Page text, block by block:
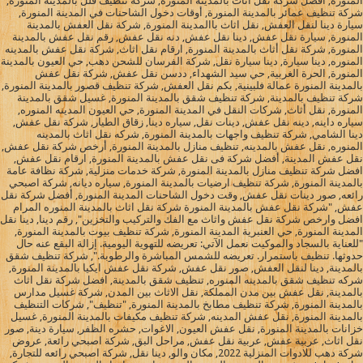
شركة تنظيف عمائر بالمدينة المنورة, أوقات دخول الشاحنات في المدينة المنورة,
سيارة دينا لنقل العفش, نقل اثاث باالمدينة المنورة, شركة نقل العفش بالمدينة
المنورة, سيارة نقل عفش, دينا نقل عفش, دنه نقل عفش, رقم نقل عفش بالمدينة
المنورة, شركة نقل أثاث بالمدينة المنورة, ارقام نقل اثاث, شركة نقل عفش بالمدينه
المنوره, دينا سيارة, دينا سيارة نقل, شركة الفرسان للشحن دهب, حي العيون بالمدينة
المنورة, الحرة الغربية, حي سيد الشهداء, ددسن نقل عفش, شركة نقل عفش
بالمدينة المنورة عمالة فلبينية, بكم نقل العفش, شركة تنظيف قصور بالمدينة المنورة,
شركة تنظيف بالمدينة, شركة تنظيف شقق بالمدينة المنورة, غسيل شقق بالمدينة
المنورة, نقل أثاث, شركات النقل في المدينة المنورة, حي العيون المدينه المنوره,
سياره داينه, دينه نقل عفش, دينات نقل, سياره دينا, زقاق الطيار, شركة نقل عفش,
دينا الشامي, شركة تنظيف واجهات بالمدينة المنورة, شركه نقل اثاث بالمدينه
المنوره, نقل عفش بالمدينه, تنظيف منازل بالمدينة المنورة, أرخص شركة نقل عفش,
نقل عفش المدينة, أفضل شركة فى نقل عفش بالمدينة المنورة, ارقام نقل عفش,
افضل شركة تنظيف منازل بالمدينة المنورة, شركة خدمات منزلية, شركة نظافة عامة
بالمدينة المنورة, شركة تنظيف ارضيات بالمدينة المنورة, سياره ديانه, شركة اصبحي
رائعه, صور دينات نقل عفش, وقت دخول الشاحنات المدينة المنورة, أفضل شركة نقل
عفش, "شركة نقل عفش بالمدينة المنورة شركة نقل اثاث بالمدينة المنوره المرام
افضل وارخص شركة نقل عفش واثاث مع الفك والتركيب والتخزين", رقم دينا, دينا نقل
المدينة المنورة, حي العنبرية المدينة المنورة, شركة تنظيف بيوت بالمدينة المنورة,
"للعناية بالسجاد والموكيت نعمل الآتي: تعريضه للتهوية اليومية. إزالة البقع عنه حال
حدوثها. تنظيف باستمرار. تعريضه للشمس المباشرة والرطوبة.", شركة تنظيف شقق
بالمدينة, دينا لنقل العفش, صور نقل عفش, شركة نقل عفش ايكيا بالمدينة المنورة,
شركه تنظيف شقق بالمدينه المنوره, تنظيف شقق بالمدينة, افضل شركة نقل اثاث
بالمدينة, نقل عفش بين مدن المملكة, نقل الاثاث بين المدن, شركة غسيل مدارس
بالمدينة المنورة, شركة تنظيف مطابخ بالمدينة المنورة, "تنظيف", شركات التنظيف
بالمدينة المنورة, نقل عفش المدينه, شركة تنظيف مكيفات بالمدينة المنورة, غسيل
خزانات بالمدينة المنورة, نقل عفش العيون, الاغوات, حشره الظفر, سيارة دينة, صور
نقل اثاث, عربية عفش, عربية نقل عفش, مراحل البق, شركة اصبحي رائعة, عروض
شركة دهب للادوات المنزلية 2022, مكان والو, دينا نقل, شركة اصبحي رائعه للتجارة,